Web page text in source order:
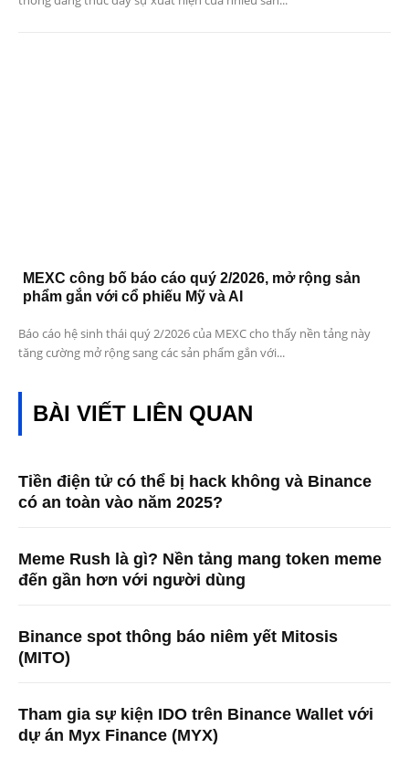
MEXC công bố báo cáo quý 2/2026, mở rộng sản
phẩm gắn với cổ phiếu Mỹ và AI
Báo cáo hệ sinh thái quý 2/2026 của MEXC cho thấy nền tảng này
tăng cường mở rộng sang các sản phẩm gắn với...
BÀI VIẾT LIÊN QUAN
Tiền điện tử có thể bị hack không và Binance
có an toàn vào năm 2025?
Meme Rush là gì? Nền tảng mang token meme
đến gần hơn với người dùng
Binance spot thông báo niêm yết Mitosis
(MITO)
Tham gia sự kiện IDO trên Binance Wallet với
dự án Myx Finance (MYX)